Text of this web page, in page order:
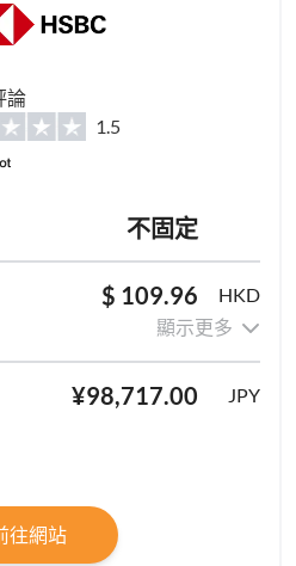
論
1.5
不固定
$ 109.96
HKD
顯示更多
¥98,717.00 JPY
往網站